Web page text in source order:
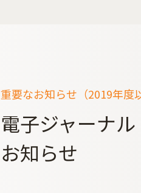
重要なお知らせ（2019年度
電子ジャーナ
お知らせ